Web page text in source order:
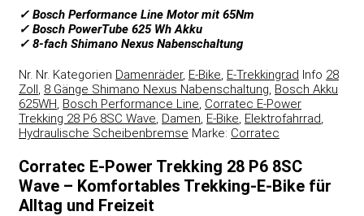
✓ Bosch Performance Line Motor mit 65Nm
✓ Bosch PowerTube 625 Wh Akku
✓ 8-fach Shimano Nexus Nabenschaltung
Nr. Nr. Kategorien Damenräder, E-Bike, E-Trekkingrad Info 28
Zoll, 8 Gänge Shimano Nexus Nabenschaltung, Bosch Akku
625WH, Bosch Performance Line, Corratec E-Power
Trekking 28 P6 8SC Wave, Damen, E-Bike, Elektrofahrrad,
Hydraulische Scheibenbremse Marke: Corratec
Corratec E-Power Trekking 28 P6 8SC
Wave – Komfortables Trekking-E-Bike für
Alltag und Freizeit